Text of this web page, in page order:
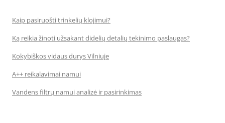
Kaip pasiruošti trinkelių klojimui?
Ką reikia žinoti užsakant didelių detalių tekinimo paslaugas?
Kokybiškos vidaus durys Vilniuje
A++ reikalavimai namui
Vandens filtrų namui analizė ir pasirinkimas